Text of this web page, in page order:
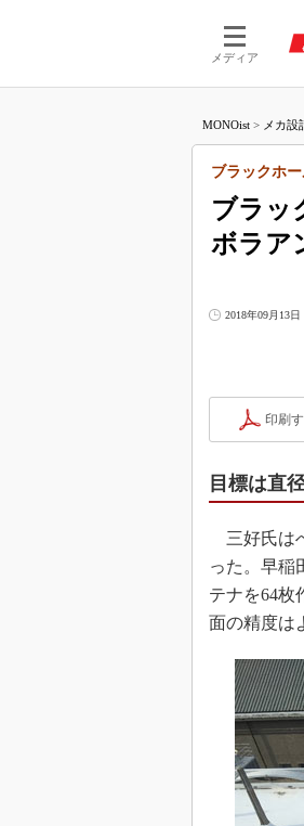
メディア
MONOist > メカ設
ブラッ
ボラア
ブラックホー
2018年09月13
印刷
目標は直
三好氏は
った。早稲
テナを64枚
面の精度は